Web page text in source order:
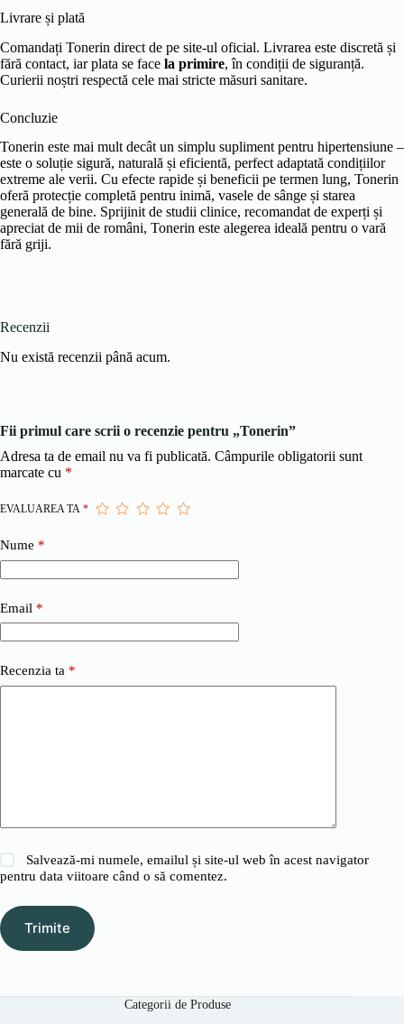
Livrare și plată
Comandați Tonerin direct de pe site-ul oficial. Livrarea este discretă și
fără contact, iar plata se face la primire, în condiții de siguranță.
Curierii noștri respectă cele mai stricte măsuri sanitare.
Concluzie
Tonerin este mai mult decât un simplu supliment pentru hipertensiune –
este o soluție sigură, naturală și eficientă, perfect adaptată condițiilor
extreme ale verii. Cu efecte rapide și beneficii pe termen lung, Tonerin
oferă protecție completă pentru inimă, vasele de sânge și starea
generală de bine. Sprijinit de studii clinice, recomandat de experți și
apreciat de mii de români, Tonerin este alegerea ideală pentru o vară
fără griji.
Recenzii
Nu există recenzii până acum.
Fii primul care scrii o recenzie pentru „Tonerin”
Adresa ta de email nu va fi publicată. Câmpurile obligatorii sunt
marcate cu *
EVALUAREA TA *
Nume *
Email *
Recenzia ta *
Salvează-mi numele, emailul și site-ul web în acest navigator
pentru data viitoare când o să comentez.
Trimite
Categorii de Produse